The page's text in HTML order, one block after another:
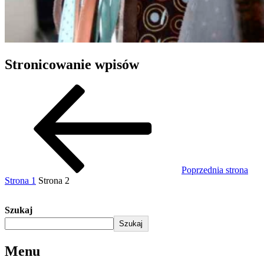
Stronicowanie wpisów
Poprzednia strona
Strona 1 Strona 2
Szukaj
Szukaj
Menu